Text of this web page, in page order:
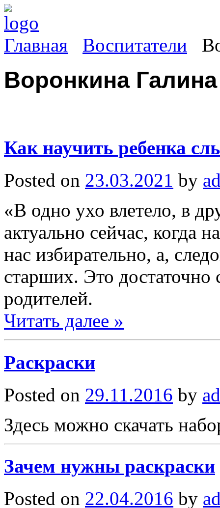
Главная Воспитатели
Воронкина
Как научить ребенка
Posted on 23.03.2021 by
«В одно ухо влетело, в
актуально сейчас, когда
нас избирательно, а,
старших. Это достаточно
родителей.
Читать далее »
Раскраски
Posted on 29.11.2016 by
Здесь можно скачать
Зачем нужны раскраски
Posted on 22.04.2016 by